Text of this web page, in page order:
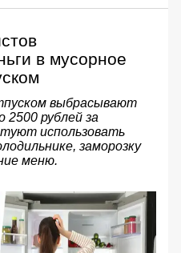
в мусорное
выбрасывают
2500 рублей за
использовать
заморозку
меню.